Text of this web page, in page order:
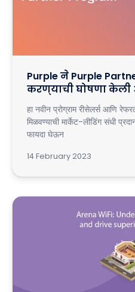
Purple ने Purple
करण्याची घोषणा
हा नवीन प्रोग्राम रीसेलर्स आणि
मिळवण्याची मार्केट-लीडिंग संधी
फायदा घेऊन
14 February 2023